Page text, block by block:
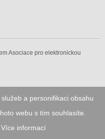
a personifikaci obsahu
webu s tím souhlasíte.
Více informací
Asociace pro elektronickou